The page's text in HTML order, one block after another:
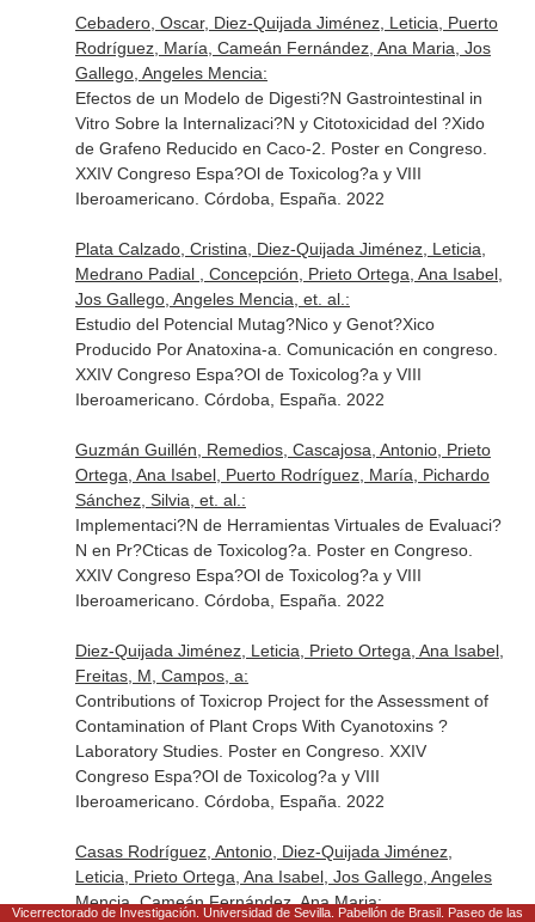
Cebadero, Oscar, Diez-Quijada Jiménez, Leticia, Puerto
Rodríguez, María, Cameán Fernández, Ana Maria, Jos
Gallego, Angeles Mencia:
Efectos de un Modelo de Digesti?N Gastrointestinal in
Vitro Sobre la Internalizaci?N y Citotoxicidad del ?Xido
de Grafeno Reducido en Caco-2. Poster en Congreso.
XXIV Congreso Espa?Ol de Toxicolog?a y VIII
Iberoamericano. Córdoba, España. 2022
Plata Calzado, Cristina, Diez-Quijada Jiménez, Leticia,
Medrano Padial , Concepción, Prieto Ortega, Ana Isabel,
Jos Gallego, Angeles Mencia, et. al.:
Estudio del Potencial Mutag?Nico y Genot?Xico
Producido Por Anatoxina-a. Comunicación en congreso.
XXIV Congreso Espa?Ol de Toxicolog?a y VIII
Iberoamericano. Córdoba, España. 2022
Guzmán Guillén, Remedios, Cascajosa, Antonio, Prieto
Ortega, Ana Isabel, Puerto Rodríguez, María, Pichardo
Sánchez, Silvia, et. al.:
Implementaci?N de Herramientas Virtuales de Evaluaci?
N en Pr?Cticas de Toxicolog?a. Poster en Congreso.
XXIV Congreso Espa?Ol de Toxicolog?a y VIII
Iberoamericano. Córdoba, España. 2022
Diez-Quijada Jiménez, Leticia, Prieto Ortega, Ana Isabel,
Freitas, M, Campos, a:
Contributions of Toxicrop Project for the Assessment of
Contamination of Plant Crops With Cyanotoxins ?
Laboratory Studies. Poster en Congreso. XXIV
Congreso Espa?Ol de Toxicolog?a y VIII
Iberoamericano. Córdoba, España. 2022
Casas Rodríguez, Antonio, Diez-Quijada Jiménez,
Leticia, Prieto Ortega, Ana Isabel, Jos Gallego, Angeles
Mencia, Cameán Fernández, Ana Maria:
Vicerrectorado de Investigación. Universidad de Sevilla. Pabellón de Brasil. Paseo de las